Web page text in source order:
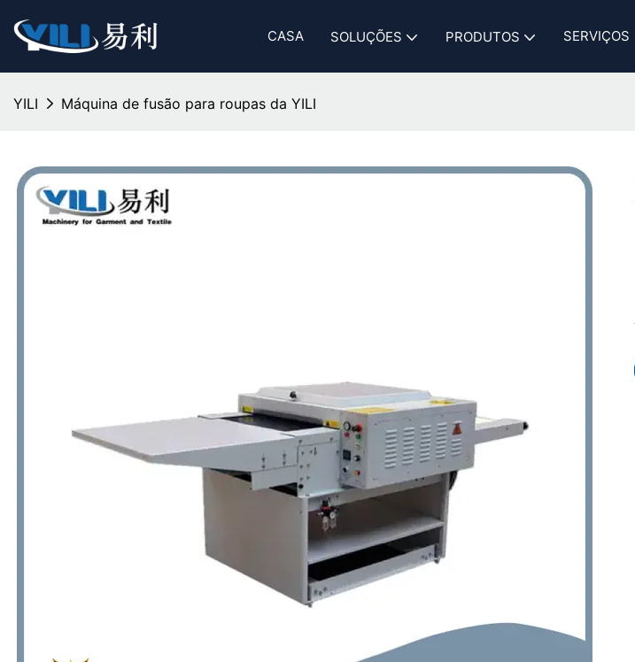
CASA SOLUÇÕES PRODUTOS SERVIÇOS
YILI Máquina de fusão para roupas da YILI